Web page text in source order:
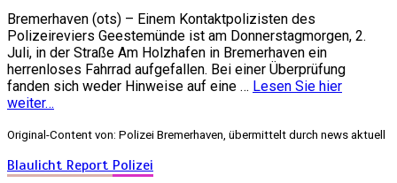
Bremerhaven (ots) – Einem Kontaktpolizisten des
Polizeireviers Geestemünde ist am Donnerstagmorgen, 2.
Juli, in der Straße Am Holzhafen in Bremerhaven ein
herrenloses Fahrrad aufgefallen. Bei einer Überprüfung
fanden sich weder Hinweise auf eine … Lesen Sie hier
weiter…
Original-Content von: Polizei Bremerhaven, übermittelt durch news aktuell
Blaulicht Report Polizei